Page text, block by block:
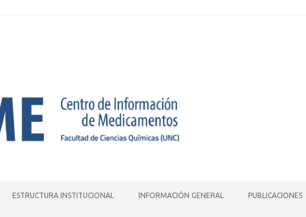
ESTRUCTURA INSTITUCIONAL INFORMACIÓN GENERAL PUBLICACIONES